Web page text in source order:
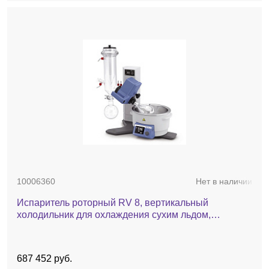
10006360 Нет в наличии
Испаритель роторный RV 8, вертикальный
холодильник для охлаждения сухим льдом,
687 452 руб.